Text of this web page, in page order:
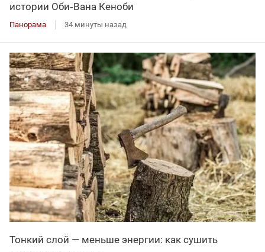
истории Оби‑Вана Кеноби
Панорама 34 минуты назад
Тонкий слой — меньше энергии: как сушить